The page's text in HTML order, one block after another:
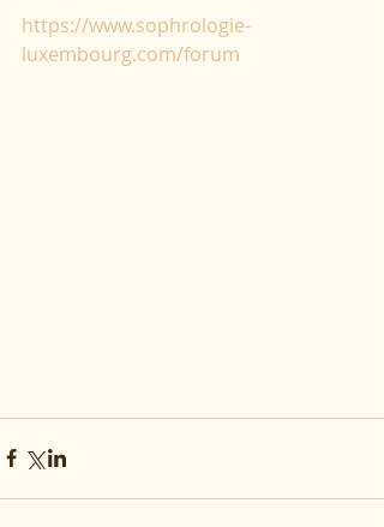
https://www.sophrologie-
luxembourg.com/forum